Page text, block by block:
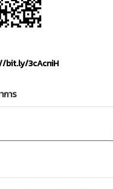
bit.ly/3cAcniH
การ